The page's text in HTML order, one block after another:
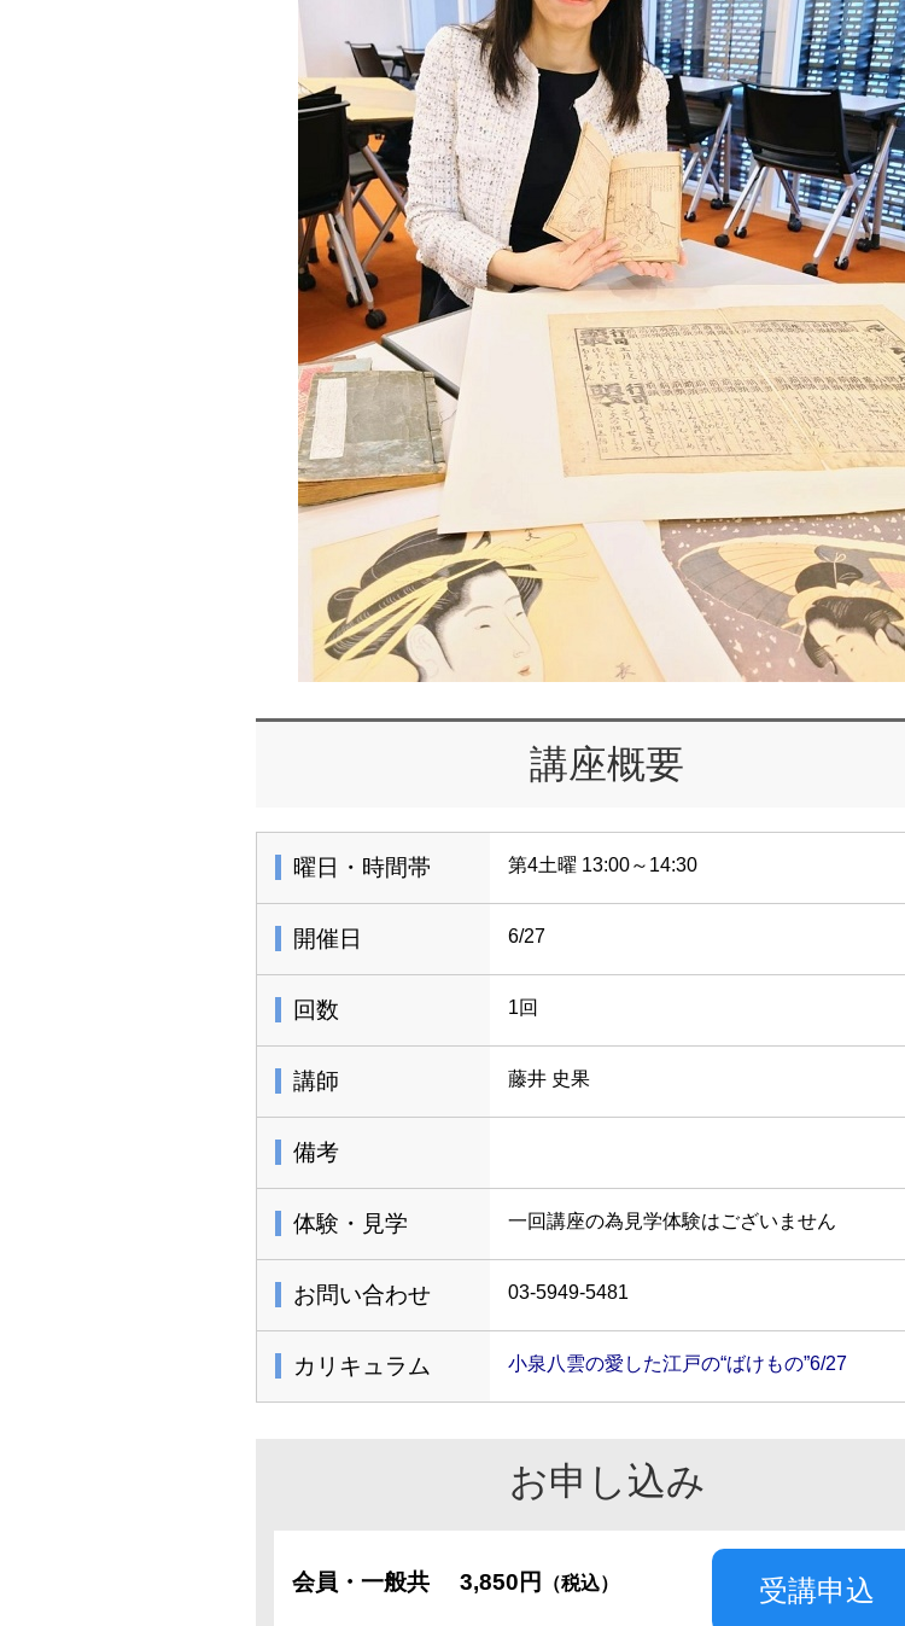
講座概要
曜日・時間帯 第4土曜 13:00～14:30
開催日 6/27
回数 1回
講師 藤井 史果
備考
体験・見学 一回講座の為見学体験はございません
お問い合わせ 03-5949-5481
カリキュラム 小泉八雲の愛した江戸の“ばけもの”6/27
お申し込み
会員・一般共 3,850円 （税込） 受講申込